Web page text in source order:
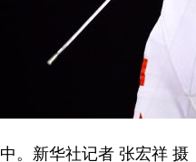
新华社记者 张宏祥 摄